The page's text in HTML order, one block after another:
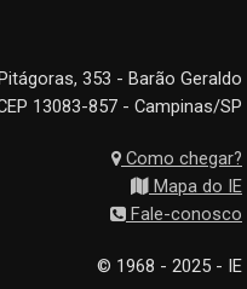
353 - Barão Geraldo
13083-857 - Campinas/SP
Como chegar?
Mapa do IE
Fale-conosco
© 1968 - 2025 - IE